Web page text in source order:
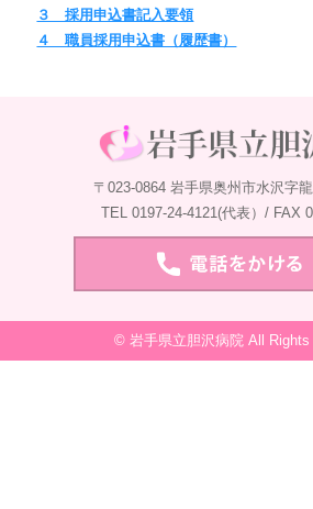
３ 採用申込書記入要領
４ 職員採用申込書（履歴書）
〒023-0864 岩手県奥州市水沢字
TEL 0197-24-4121(代表）/ FAX
© 岩手県立胆沢病院 All Rights